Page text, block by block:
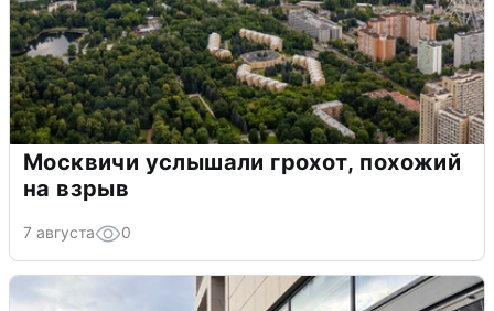
Москвичи услышали грохот, похожий
на взрыв
7 августа 0